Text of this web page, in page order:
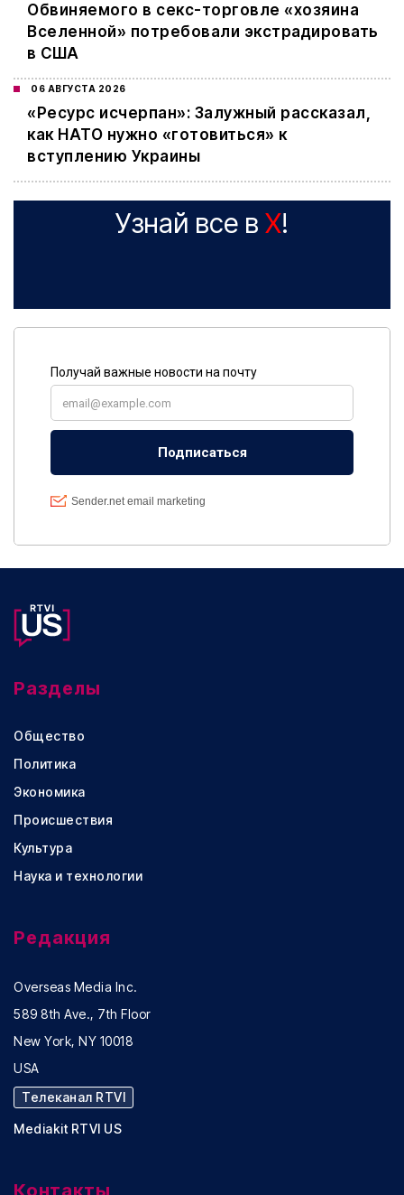
Обвиняемого в секс-торговле «хозяина
Вселенной» потребовали экстрадировать
в США
06 АВГУСТА 2026
«Ресурс исчерпан»: Залужный рассказал,
как НАТО нужно «готовиться» к
вступлению Украины
Узнай все в X!
Разделы
Общество
Политика
Экономика
Происшествия
Культура
Наука и технологии
Редакция
Overseas Media Inc.
589 8th Ave., 7th Floor
New York, NY 10018
USA
Телеканал RTVI
Mediakit RTVI US